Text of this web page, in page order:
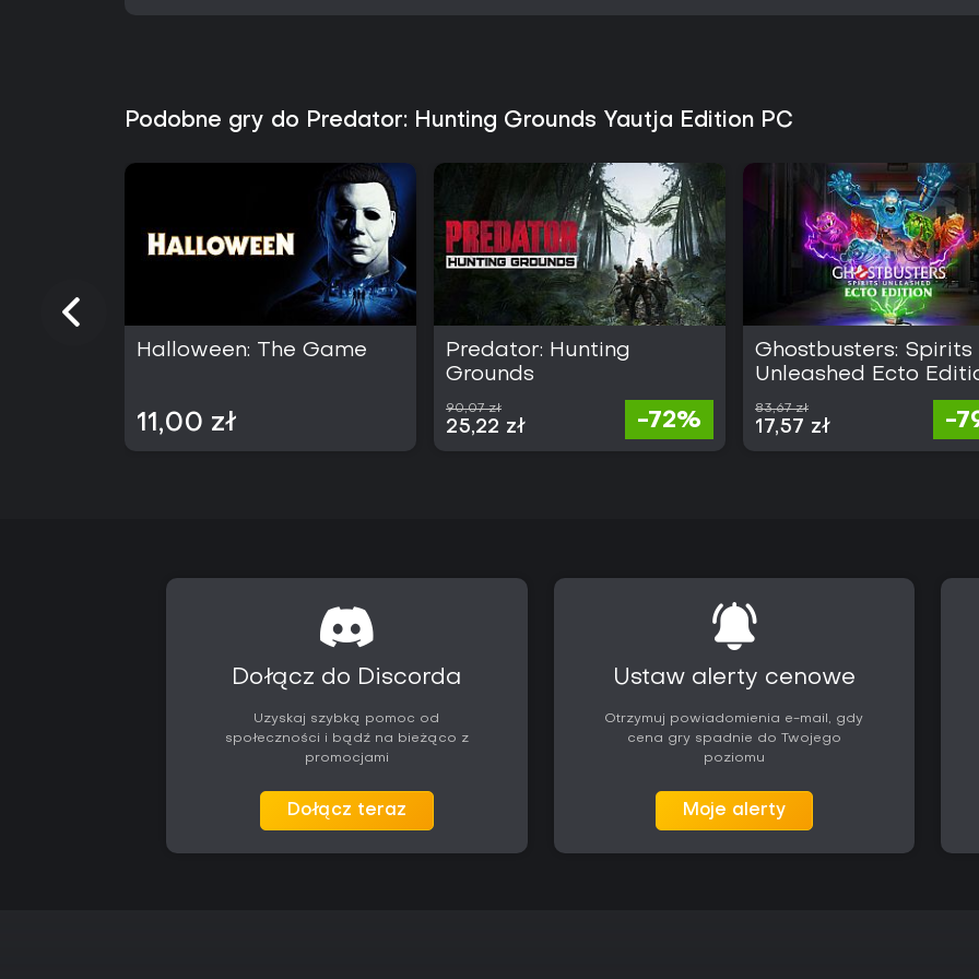
Podobne gry do Predator: Hunting Grounds Yautja Edition PC
Halloween: The Game
11,00 zł
Predator: Hunting
Grounds
90,07 zł
25,22 zł -72%
Ghostbusters: Spirits
Unleashed Ecto
83,67 zł
17,57 zł -
Dołącz do Discorda
Uzyskaj szybką pomoc od
społeczności i bądź na bieżąco z
promocjami
Dołącz teraz
Ustaw alerty cenowe
Otrzymuj powiadomienia e-mail, gdy
cena gry spadnie do Twojego
poziomu
Moje alerty